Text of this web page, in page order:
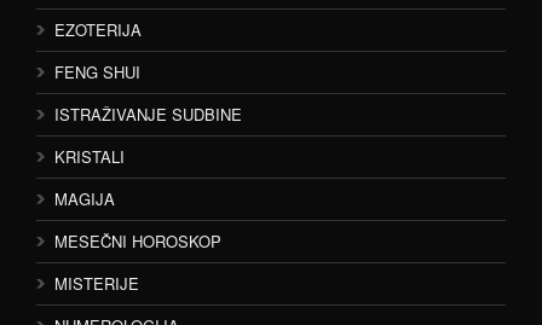
EZOTERIJA
FENG SHUI
ISTRAŽIVANJE SUDBINE
KRISTALI
MAGIJA
MESEČNI HOROSKOP
MISTERIJE